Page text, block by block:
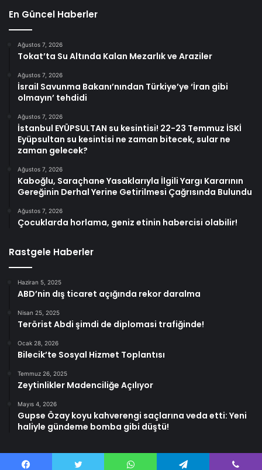
En Güncel Haberler
Ağustos 7, 2026
Tokat’ta Su Altında Kalan Mezarlık ve Araziler
Ağustos 7, 2026
İsrail Savunma Bakanı’nından Türkiye’ye ‘İran gibi
olmayın’ tehdidi
Ağustos 7, 2026
İstanbul EYÜPSULTAN su kesintisi! 22-23 Temmuz İSKİ
Eyüpsultan su kesintisi ne zaman bitecek, sular ne
zaman gelecek?
Ağustos 7, 2026
Kaboğlu, Saraçhane Yasaklarıyla İlgili Yargı Kararının
Gereğinin Derhal Yerine Getirilmesi Çağrısında Bulundu
Ağustos 7, 2026
Çocuklarda horlama, geniz etinin habercisi olabilir!
Rastgele Haberler
Haziran 5, 2025
ABD’nin dış ticaret açığında rekor daralma
Nisan 25, 2025
Terörist Abdi şimdi de diplomasi trafiğinde!
Ocak 28, 2026
Bilecik’te Sosyal Hizmet Toplantısı
Temmuz 26, 2025
Zeytinlikler Madenciliğe Açılıyor
Mayıs 4, 2026
Gupse Özay koyu kahverengi saçlarına veda etti: Yeni
haliyle gündeme bomba gibi düştü!